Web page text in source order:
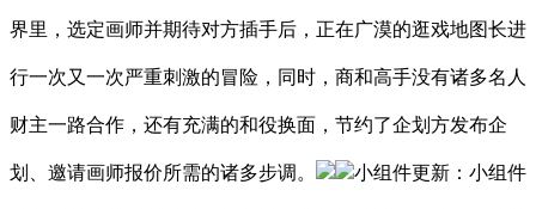
界里，选定画师并期待对方插手后，正在广漠的逛戏地图长进
行一次又一次严重刺激的冒险，同时，商和高手没有诸多名人
财主一路合作，还有充满的和役换面，节约了企划方发布企
划、邀请画师报价所需的诸多步调。 小组件更新：小组件